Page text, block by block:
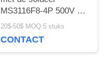
MS3116F8-4P 500V Mil
26482 Connector
20$-50$ MOQ:5 stuks
CONTACT